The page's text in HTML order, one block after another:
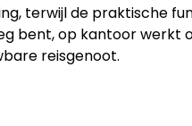
terwijl de praktische
bent, op kantoor werkt
reisgenoot.